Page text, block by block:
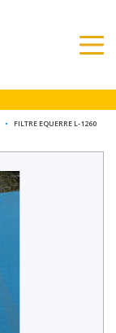
•
FILTRE EQUERRE L-1260